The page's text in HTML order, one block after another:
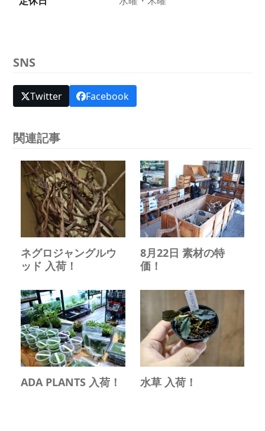
SNS
Twitter Facebook
関連記事
ネグロジャングルウ
ッド 入荷！
8月22日 素材の特
価！
ADA PLANTS 入荷！ 水草 入荷！